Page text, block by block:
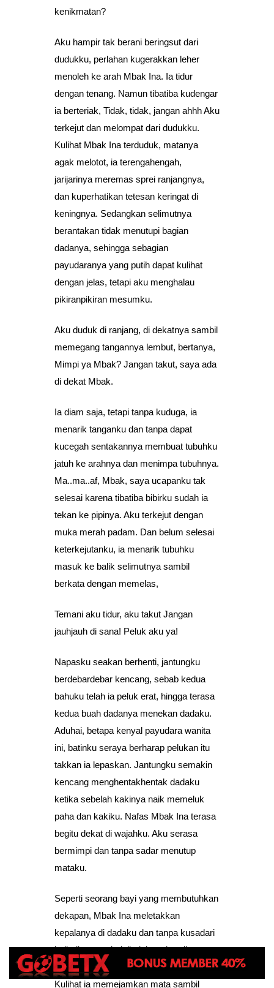
kenikmatan?
Aku hampir tak berani beringsut dari
dudukku, perlahan kugerakkan leher
menoleh ke arah Mbak Ina. Ia tidur
dengan tenang. Namun tibatiba kudengar
ia berteriak, Tidak, tidak, jangan ahhh Aku
terkejut dan melompat dari dudukku.
Kulihat Mbak Ina terduduk, matanya
agak melotot, ia terengahengah,
jarijarinya meremas sprei ranjangnya,
dan kuperhatikan tetesan keringat di
keningnya. Sedangkan selimutnya
berantakan tidak menutupi bagian
dadanya, sehingga sebagian
payudaranya yang putih dapat kulihat
dengan jelas, tetapi aku menghalau
pikiranpikiran mesumku.
Aku duduk di ranjang, di dekatnya sambil
memegang tangannya lembut, bertanya,
Mimpi ya Mbak? Jangan takut, saya ada
di dekat Mbak.
Ia diam saja, tetapi tanpa kuduga, ia
menarik tanganku dan tanpa dapat
kucegah sentakannya membuat tubuhku
jatuh ke arahnya dan menimpa tubuhnya.
Ma..ma..af, Mbak, saya ucapanku tak
selesai karena tibatiba bibirku sudah ia
tekan ke pipinya. Aku terkejut dengan
muka merah padam. Dan belum selesai
keterkejutanku, ia menarik tubuhku
masuk ke balik selimutnya sambil
berkata dengan memelas,
Temani aku tidur, aku takut Jangan
jauhjauh di sana! Peluk aku ya!
Napasku seakan berhenti, jantungku
berdebardebar kencang, sebab kedua
bahuku telah ia peluk erat, hingga terasa
kedua buah dadanya menekan dadaku.
Aduhai, betapa kenyal payudara wanita
ini, batinku seraya berharap pelukan itu
takkan ia lepaskan. Jantungku semakin
kencang menghentakhentak dadaku
ketika sebelah kakinya naik memeluk
paha dan kakiku. Nafas Mbak Ina terasa
begitu dekat di wajahku. Aku serasa
bermimpi dan tanpa sadar menutup
mataku.
Seperti seorang bayi yang membutuhkan
dekapan, Mbak Ina meletakkan
kepalanya di dadaku dan tanpa kusadari
jarijariku membelaibelai rambut di
keningnya sambil menenangkannya.
Kulihat ia memejamkan mata sambil